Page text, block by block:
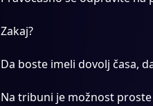
Zakaj?
Da boste imeli dovolj časa,
Na tribuni je možnost